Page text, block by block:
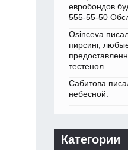
евробондов
555-55-50
Osinceva
пирсинг,
тестенол.
Сабитова
небесной.
Категории